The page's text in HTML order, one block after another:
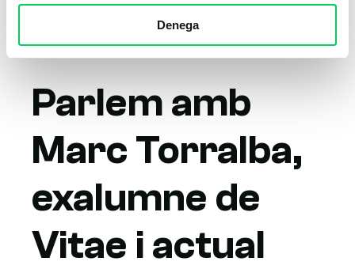
Denega
Parlem amb
Marc Torralba,
exalumne de
Vitae i actual